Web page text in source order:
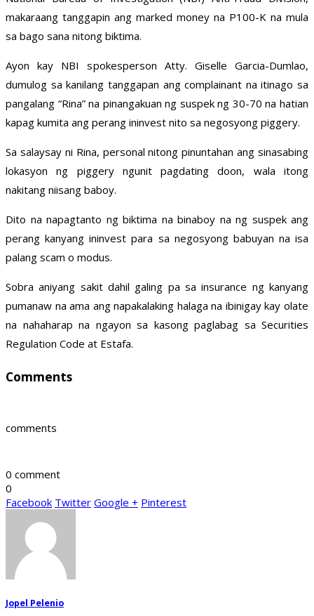
makaraang tanggapin ang marked money na P100-K na mula
sa bago sana nitong biktima.
Ayon kay NBI spokesperson Atty. Giselle Garcia-Dumlao,
dumulog sa kanilang tanggapan ang complainant na itinago sa
pangalang “Rina” na pinangakuan ng suspek ng 30-70 na hatian
kapag kumita ang perang ininvest nito sa negosyong piggery.
Sa salaysay ni Rina, personal nitong pinuntahan ang sinasabing
lokasyon ng piggery ngunit pagdating doon, wala itong
nakitang niisang baboy.
Dito na napagtanto ng biktima na binaboy na ng suspek ang
perang kanyang ininvest para sa negosyong babuyan na isa
palang scam o modus.
Sobra aniyang sakit dahil galing pa sa insurance ng kanyang
pumanaw na ama ang napakalaking halaga na ibinigay kay olate
na nahaharap na ngayon sa kasong paglabag sa Securities
Regulation Code at Estafa.
Comments
comments
0 comment
0
Facebook Twitter Google + Pinterest
Jopel Pelenio